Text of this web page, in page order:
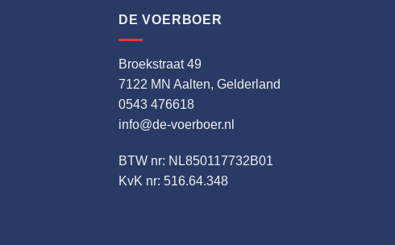
DE VOERBOER
Broekstraat 49
7122 MN Aalten, Gelderland
0543 476618
info@de-voerboer.nl
BTW nr: NL850117732B01
KvK nr: 516.64.348